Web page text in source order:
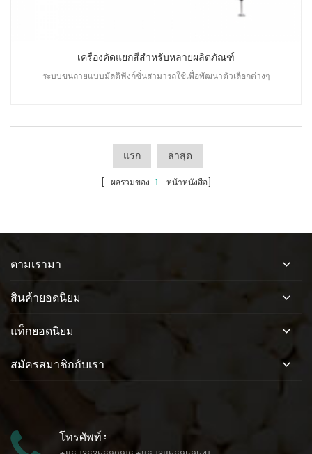
เครื่องคัดแยกสีสำหรับหลายผลิตภัณฑ์
ระบบขนถ่ายแบบมัลติฟังก์ชั่นสามารถใช้เพื่อพัฒนาตัวเลือกต่างๆ
แรก ล่าสุด
[ ผลรวมของ 1 หน้าหนังสือ]
ตามเรามา
สินค้ายอดนิยม
แท็กยอดนิยม
สมัครสมาชิกกับเรา
โทรศัพท์ :